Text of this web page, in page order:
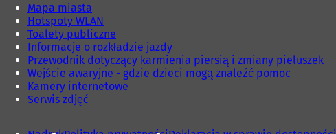
Mapa miasta
Hotspoty WLAN
Toalety publiczne
Informacje o rozkładzie jazdy
Przewodnik dotyczący karmienia piersią i zmiany pieluszek
Wejście awaryjne - gdzie dzieci mogą znaleźć pomoc
Kamery internetowe
Serwis zdjęć